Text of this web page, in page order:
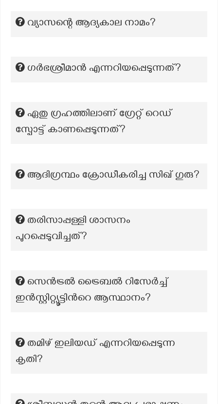
വ്യാസന്റെ ആദ്യകാല നാമം?
ഗർഭശ്രീമാൻ എന്നറിയപ്പെടുന്നത്?
ഏതു ഗ്രഹത്തിലാണ് ഗ്രേറ്റ് റെഡ്
സ്പോട്ട് കാണപ്പെടുന്നത്?
ആദിഗ്രന്ഥം ക്രോഡീകരിച്ച സിഖ് ഗുരു?
തരിസാപ്പള്ളി ശാസനം
പുറപ്പെടുവിച്ചത്?
സെൻട്രൽ ട്രൈബൽ റിസേർച്ച്
ഇൻസ്റ്റിറ്റ്യൂട്ടിന്‍റെ ആസ്ഥാനം?
തമിഴ് ഇലിയഡ് എന്നറിയപ്പെടുന്ന
കൃതി?